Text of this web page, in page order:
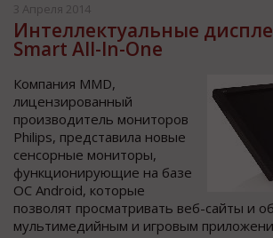
3 Апреля 2014
Интеллектуальные
Smart All-In-One
Компания MMD,
лицензированный
производитель мониторов
Philips, представила новые
сенсорные мониторы,
функционирующие на базе
ОС Android, которые
позволят просматривать веб-сайты и
мультимедийным и игровым